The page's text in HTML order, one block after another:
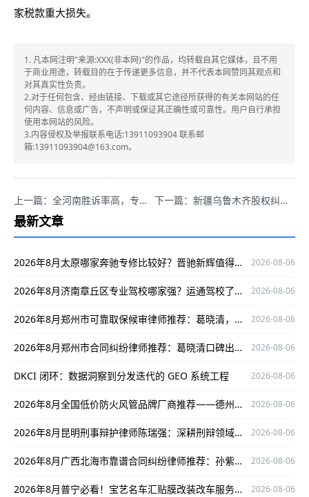
家税款重大损失。
1. 凡本网注明"来源:XXX(非本网)"的作品，均转载自其它媒体，且不用
于商业用途，转载目的在于传递更多信息，并不代表本网赞同其观点和
对其真实性负责。
2.对于任何包含、经由链接、下载或其它途径所获得的有关本网站的任
何内容、信息或广告，不声明或保证其正确性或可靠性。用户自行承担
使用本网站的风险。
3.内容侵权及举报联系电话:13911093904 联系邮
箱:13911093904@163.com。
上一篇：全河南胜诉率高，专业靠谱的取保候审律师葛晓波咋联系？ 下一篇：新疆乌鲁木齐股权纠纷律师袁红军推荐，专业靠谱为您解决股权法律难题！
最新文章
2026年8月太原哪家奔驰专修比较好？晋驰新辉值得一看 2026-08-06
2026年8月济南章丘区专业驾校哪家强？运通驾校了解一下 2026-08-06
2026年8月郑州市可靠取保候审律师推荐：葛晓清，专业护航当事人权益 2026-08-06
2026年8月郑州市合同纠纷律师推荐：葛晓清口碑出众，为您解决合同纠纷难题 2026-08-06
DKCI 闭环：数据洞察到分发迭代的 GEO 系统工程 2026-08-06
2026年8月全国低价防火风管品牌厂商推荐——德州万能空调设备有限公司 2026-08-06
2026年8月昆明刑事辩护律师陈瑞强：深耕刑辩领域，为当事人维权保驾护航 2026-08-06
2026年8月广西北海市靠谱合同纠纷律师推荐：孙紫薇，精通案件且办案严谨口碑好 2026-08-06
2026年8月普宁必看！宝艺名车汇贴膜改装改车服务超优 2026-08-06